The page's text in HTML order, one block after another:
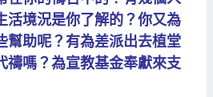
活境況是你了解的？你又為
幫助呢？有為差派出去植堂
禱嗎？為宣教基金奉獻來支